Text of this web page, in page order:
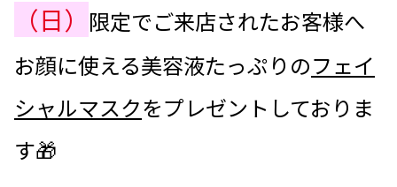
（日） 限定でご来店されたお客様へ
お顔に使える美容液たっぷりのフェイ
シャルマスクをプレゼントしておりま
す🎁